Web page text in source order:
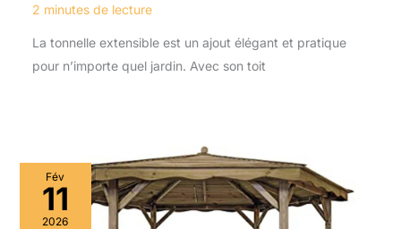
2 minutes de lecture
La tonnelle extensible est un ajout élégant et pratique
pour n’importe quel jardin. Avec son toit
Fév
11
2026